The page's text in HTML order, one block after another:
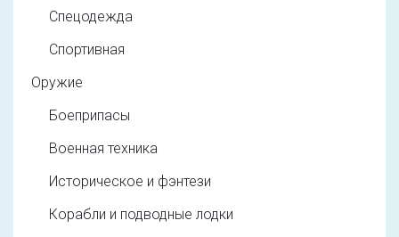
Спецодежда
Спортивная
Оружие
Боеприпасы
Военная техника
Историческое и фэнтези
Корабли и подводные лодки